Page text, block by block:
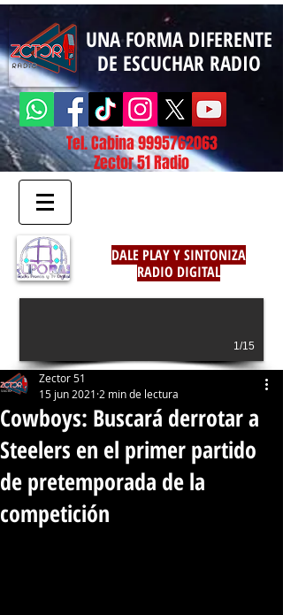
UNA FORMA DIFERENTE
DE ESCUCHAR RADIO
Tel. Cabina9995762063
Zector 51 Radio
DALE PLAY Y SINTONIZA
RADIO DIGITAL
1/15
Cowboys: Buscará derrotar a
Steelers en el primer partido
de pretemporada de la
competición
Zector 51
15 jun 2021 2 min de lectura